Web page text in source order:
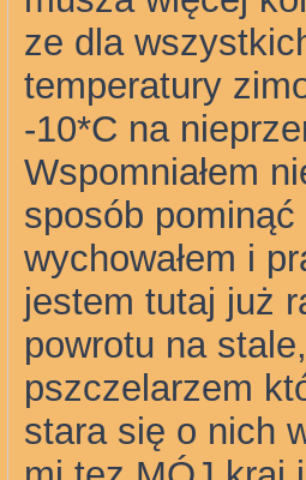
ze dla
temperatury
-10*C na
Wspomniałem
sposób pominąć
wychowałem i
jestem tutaj już
powrotu na
pszczelarzem
stara się o nich